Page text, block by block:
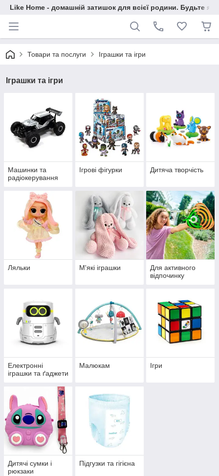
Like Home - домашній затишок для всієї родини. Будьте як
Товари та послуги Іграшки та ігри
Іграшки та ігри
Машинки та
радіокерування
Ігрові фігурки Дитяча творчість
Ляльки М'які іграшки
Для активного
відпочинку
Електронні
іграшки та ґаджети
Малюкам Ігри
Дитячі сумки і
рюкзаки
Підгузки та гігієна